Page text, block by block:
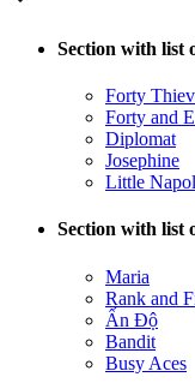
Section with list
Forty
Forty and
Diplomat
Josephine
Little
Section with list
Maria
Rank and
Ấn Độ
Bandit
Busy Aces